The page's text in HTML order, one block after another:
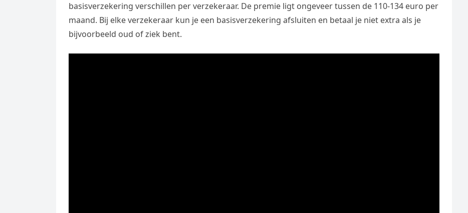
basisverzekering verschillen per verzekeraar. De premie ligt ongeveer tussen de 110-134 euro per
maand. Bij elke verzekeraar kun je een basisverzekering afsluiten en betaal je niet extra als je
bijvoorbeeld oud of ziek bent.